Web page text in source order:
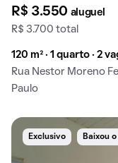
R$ 3.550 aluguel
R$ 3.700 total
120 m² · 1 quarto · 2
Rua Nestor Moreno
Paulo
Exclusivo Baixou